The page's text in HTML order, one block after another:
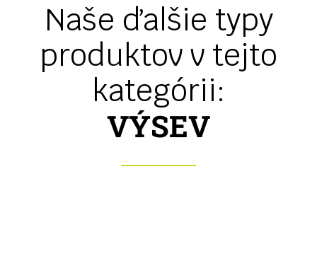
Naše ďalšie typy
produktov v tejto
kategórii:
VÝSEV